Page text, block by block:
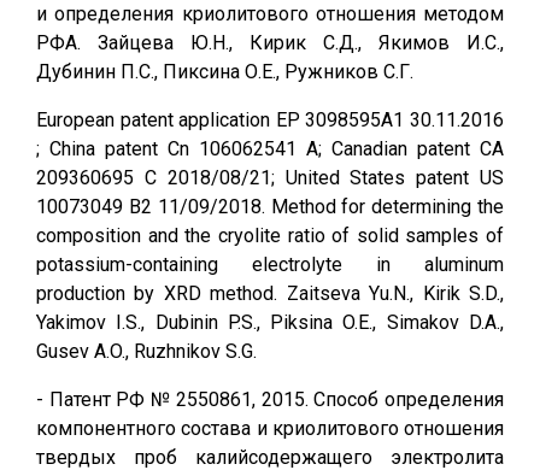
и определения криолитового отношения методом
РФА. Зайцева Ю.Н., Кирик С.Д., Якимов И.С.,
Дубинин П.С., Пиксина О.Е., Ружников С.Г.
European patent application EP 3098595A1 30.11.2016
; China patent Cn 106062541 A; Canadian patent CA
209360695 C 2018/08/21; United States patent US
10073049 B2 11/09/2018. Method for determining the
composition and the cryolite ratio of solid samples of
potassium-containing electrolyte in aluminum
production by XRD method. Zaitseva Yu.N., Kirik S.D.,
Yakimov I.S., Dubinin P.S., Piksina O.E., Simakov D.A.,
Gusev A.O., Ruzhnikov S.G.
- Патент РФ № 2550861, 2015. Способ определения
компонентного состава и криолитового отношения
твердых проб калийсодержащего электролита